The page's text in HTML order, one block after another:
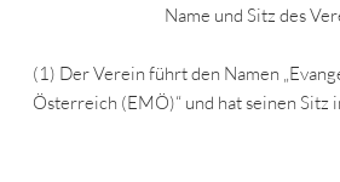
Name und Sitz des
(1) Der Verein führt den Namen
Österreich (EMÖ)“ und hat seinen Sitz